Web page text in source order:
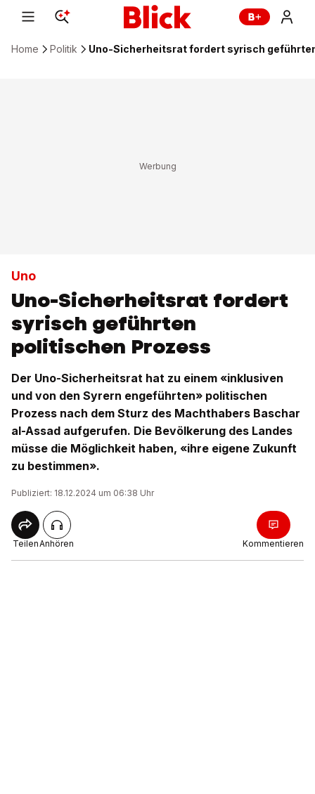
Home Politik Uno-Sicherheitsrat fordert syrisch
Uno
Uno-Sicherheitsrat fordert
syrisch geführten
politischen Prozess
Der Uno-Sicherheitsrat hat zu einem «inklusiven
und von den Syrern engeführten» politischen
Prozess nach dem Sturz des Machthabers Baschar
al-Assad aufgerufen. Die Bevölkerung des Landes
müsse die Möglichkeit haben, «ihre eigene Zukunft
zu bestimmen».
Publiziert: 18.12.2024 um 06:38 Uhr
TeilenAnhören Kommentieren